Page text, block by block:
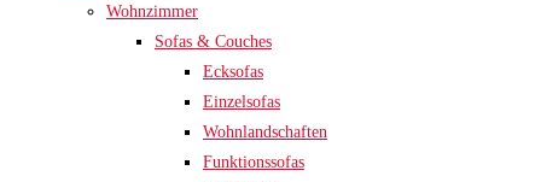
Wohnzimmer
Sofas & Couches
Ecksofas
Einzelsofas
Wohnlandschaften
Funktionssofas